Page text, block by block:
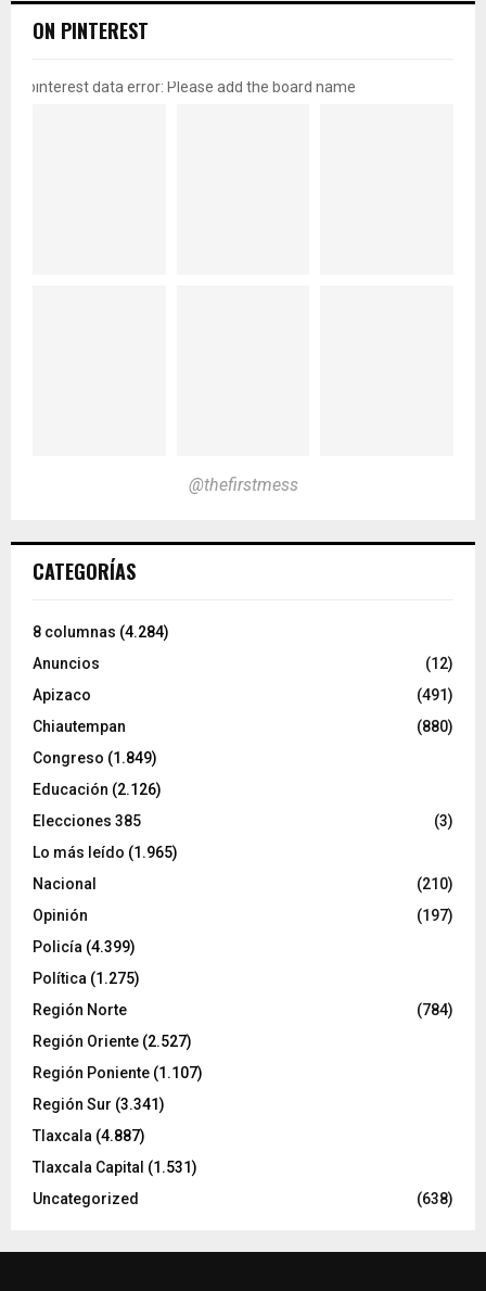
ON PINTEREST
pinterest data error: Please add the board name
@thefirstmess
CATEGORÍAS
8 columnas (4.284)
Anuncios
(12)
Apizaco
(491)
Chiautempan
(880)
Congreso (1.849)
Educación (2.126)
Elecciones 385
(3)
Lo más leído (1.965)
Nacional
(210)
Opinión
(197)
Policía (4.399)
Política (1.275)
Región Norte
(784)
Región Oriente (2.527)
Región Poniente (1.107)
Región Sur (3.341)
Tlaxcala (4.887)
Tlaxcala Capital (1.531)
Uncategorized
(638)